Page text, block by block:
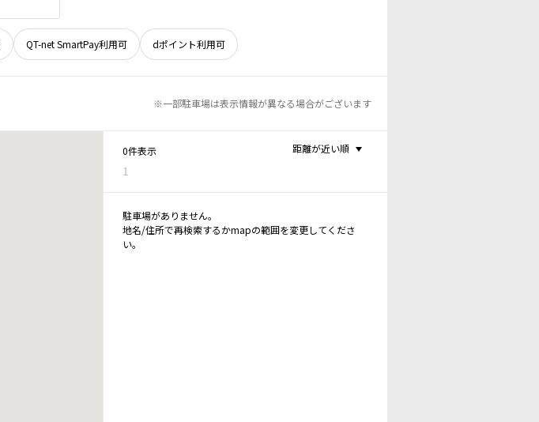
QT-net SmartPay利用可 dポイント利用可
※一部駐車場は表示情報が異なる場合がございます
0件表示
1
距離が近い順
駐車場がありません。
地名/住所で再検索するかmapの範囲を変更してくださ
い。